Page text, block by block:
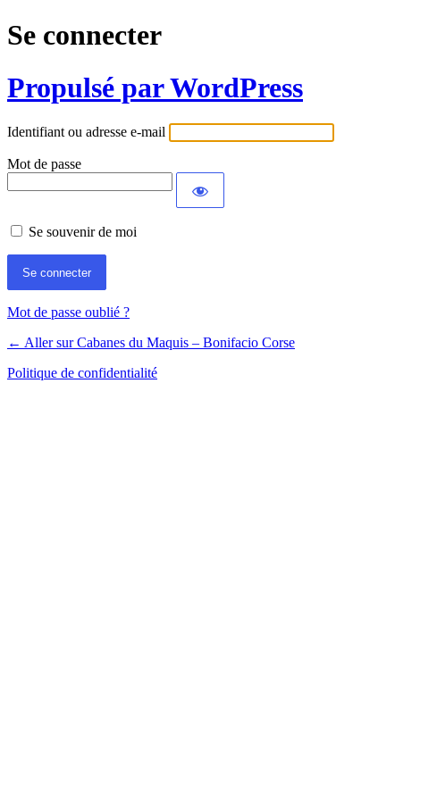
Se connecter
Propulsé par WordPress
Identifiant ou adresse e-mail
Mot de passe
Se souvenir de moi
Mot de passe oublié ?
← Aller sur Cabanes du Maquis – Bonifacio Corse
Politique de confidentialité